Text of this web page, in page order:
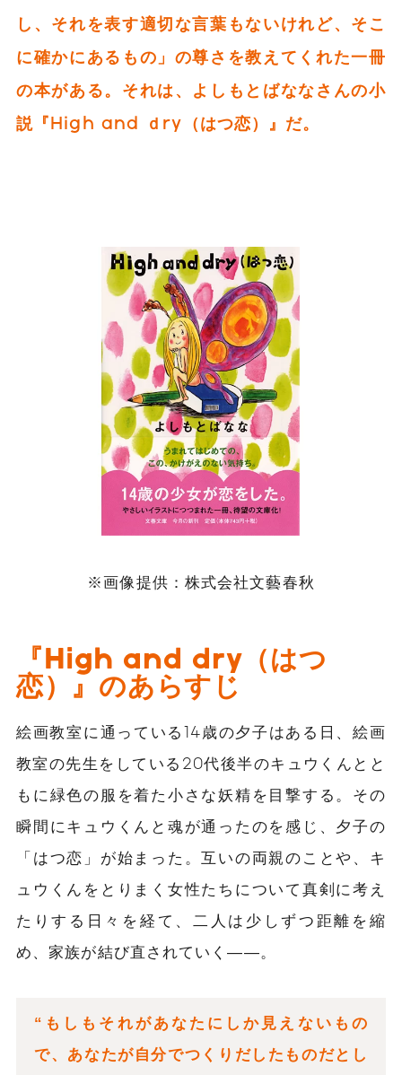
し、それを表す適切な言葉もないけれど、そこ
に確かにあるもの」の尊さを教えてくれた一冊
の本がある。それは、よしもとばななさんの小
説『High and ｄry（はつ恋）』だ。
※画像提供：株式会社文藝春秋
『High and dry（はつ
恋）』のあらすじ
絵画教室に通っている14歳の夕子はある日、絵画
教室の先生をしている20代後半のキュウくんとと
もに緑色の服を着た小さな妖精を目撃する。その
瞬間にキュウくんと魂が通ったのを感じ、夕子の
「はつ恋」が始まった。互いの両親のことや、キ
ュウくんをとりまく女性たちについて真剣に考え
たりする日々を経て、二人は少しずつ距離を縮
め、家族が結び直されていく――。
“もしもそれがあなたにしか見えないもの
で、あなたが自分でつくりだしたものだとし